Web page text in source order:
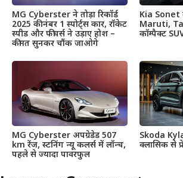
MG Cyberster ने तोड़ा रिकॉर्ड
2025 की नंबर 1 स्पोर्ट्स कार, रॉकेट
स्पीड और फीचर्स ने उड़ाए होश –
कीमत सुनकर चौंक जाओगे
Kia Sonet ने
Maruti,
कॉम्पैक्ट
MG Cyberster अपग्रेडेड 507
km रेंज, स्टनिंग न्यू कलर्स में लॉन्च,
पहले से ज्यादा पावरफुल
Skoda
क्लासिक से